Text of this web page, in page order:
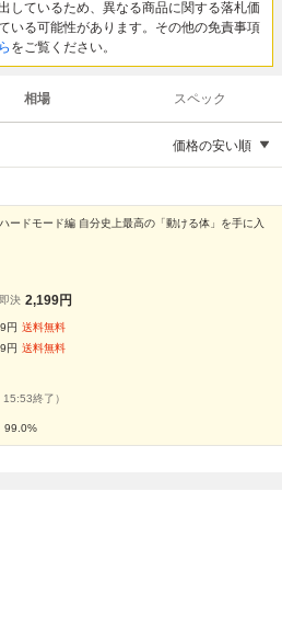
しているため、異なる商品に関する落札価
いる可能性があります。その他の免責事項
をご覧ください。
相場 スペック
価格の安い順
ードモード編 自分史上最高の「動ける体」を手に入
即決 2,199円
円 送料無料
円 送料無料
15:53終了）
99.0%